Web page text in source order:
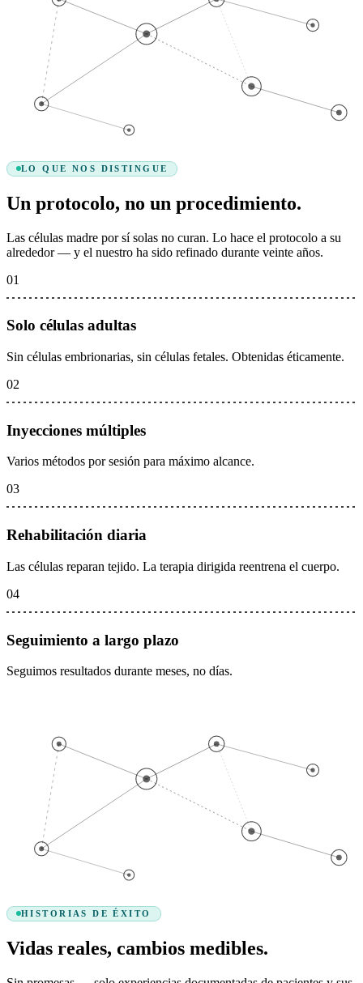
LO QUE NOS DISTINGUE
Un protocolo, no un procedimiento.
Las células madre por sí solas no curan. Lo hace el protocolo a su
alrededor — y el nuestro ha sido refinado durante veinte años.
01
Solo células adultas
Sin células embrionarias, sin células fetales. Obtenidas éticamente.
02
Inyecciones múltiples
Varios métodos por sesión para máximo alcance.
03
Rehabilitación diaria
Las células reparan tejido. La terapia dirigida reentrena el cuerpo.
04
Seguimiento a largo plazo
Seguimos resultados durante meses, no días.
HISTORIAS DE ÉXITO
Vidas reales, cambios medibles.